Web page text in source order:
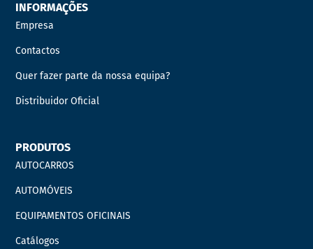
INFORMAÇÕES
Empresa
Contactos
Quer fazer parte da nossa equipa?
Distribuidor Oficial
PRODUTOS
AUTOCARROS
AUTOMÓVEIS
EQUIPAMENTOS OFICINAIS
Catálogos